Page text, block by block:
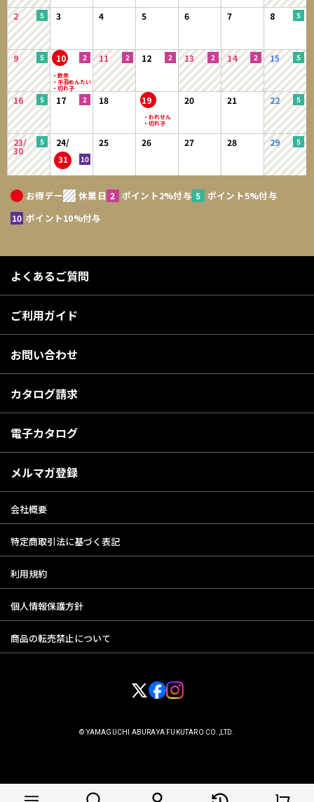
2 3 4 5 6 7 8
9 10 11 12 13 14 15
16 17 18 19 20 21 22
23/
30
24/
31
25 26 27 28 29
お得デー 休業日 ポイント2%付与
ポイント5%付与
ポイント10%付与
よくあるご質問
ご利用ガイド
お問い合わせ
カタログ請求
電子カタログ
メルマガ登録
会社概要
特定商取引法に基づく表記
利用規約
個人情報保護方針
商品の転売禁止について
© YAMAGUCHI ABURAYA FUKUTARO CO.,LTD.